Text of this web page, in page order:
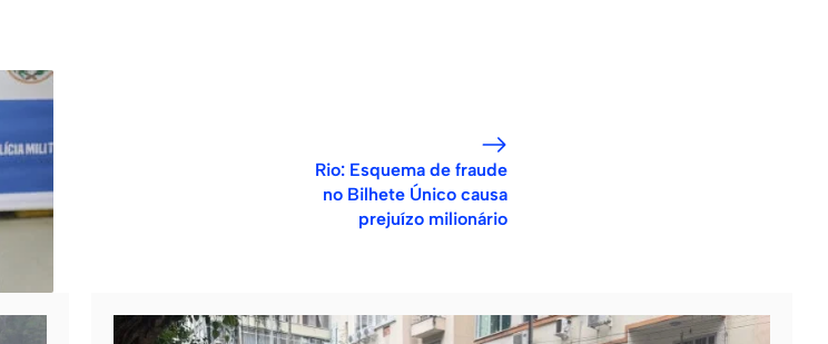
Rio: Esquema de fraude
no Bilhete Único causa
prejuízo milionário